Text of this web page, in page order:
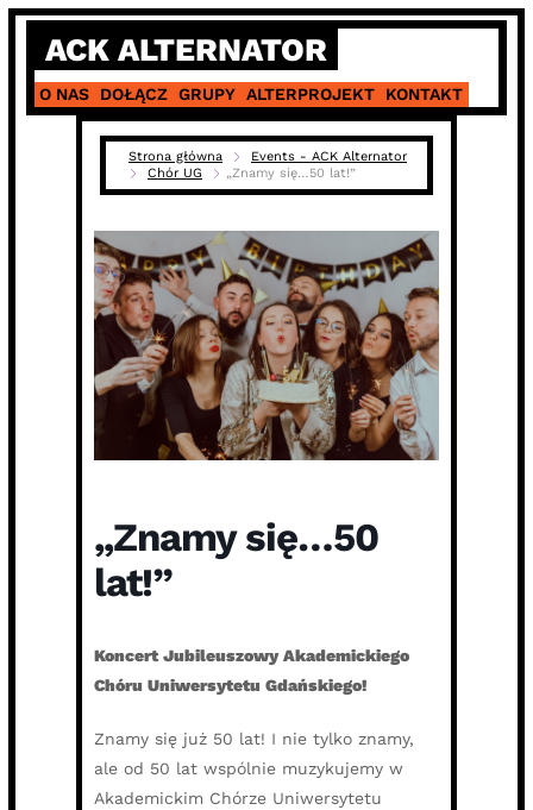
Skip
content
ACK ALTERNATOR
O NAS DOŁĄCZ GRUPY ALTERPROJEKT KONTAKT
Strona główna
Events - ACK Alternator
Chór UG
„Znamy się…50 lat!”
„Znamy się…50
lat!”
Koncert Jubileuszowy Akademickiego
Chóru Uniwersytetu Gdańskiego!
Znamy się już 50 lat! I nie tylko znamy,
ale od 50 lat wspólnie muzykujemy w
Akademickim Chórze Uniwersytetu